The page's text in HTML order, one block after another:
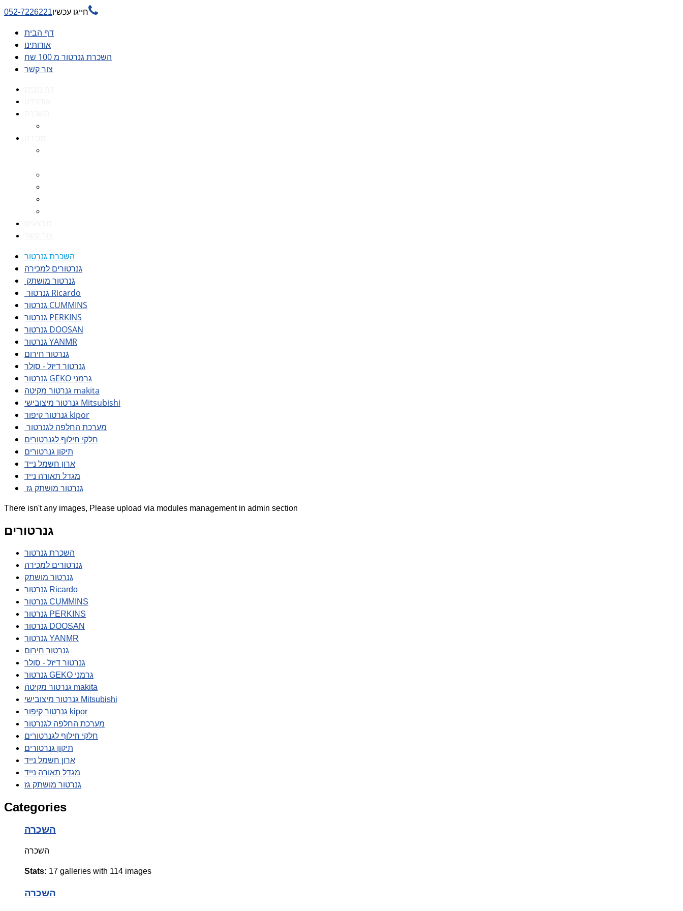
חייגו עכשיו052-7226221 
דף הבית
אודותינו
השכרת גנרטור מ 100 שח
צור קשר
השכרת גנרטור
גנרטורים למכירה
גנרטור מושתק
גנרטור Ricardo
גנרטור CUMMINS
גנרטור PERKINS
גנרטור DOOSAN
גנרטור YANMR
גנרטור חירום
גנרטור דיזל - סולר
גנרטור GEKO גרמני
גנרטור מקיטה makita
גנרטור מיצובישי Mitsubishi
גנרטור קיפור kipor
מערכת החלפה לגנרטור
חלקי חילוף לגנרטורים
תיקון גנרטורים
ארון חשמל נייד
מגדל תאורה נייד
גנרטור מושתק גז
There isn't any images, Please upload via modules management in admin section
גנרטורים
השכרת גנרטור
גנרטורים למכירה
גנרטור מושתק
גנרטור Ricardo
גנרטור CUMMINS
גנרטור PERKINS
גנרטור DOOSAN
גנרטור YANMR
גנרטור חירום
גנרטור דיזל - סולר
גנרטור GEKO גרמני
גנרטור מקיטה makita
גנרטור מיצובישי Mitsubishi
גנרטור קיפור kipor
מערכת החלפה לגנרטור
חלקי חילוף לגנרטורים
תיקון גנרטורים
ארון חשמל נייד
מגדל תאורה נייד
גנרטור מושתק גז
Categories
השכרה
השכרה
Stats: 17 galleries with 114 images
השכרה